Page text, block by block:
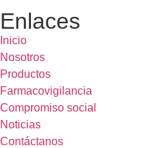
Enlaces
Inicio
Nosotros
Productos
Farmacovigilancia
Compromiso social
Noticias
Contáctanos